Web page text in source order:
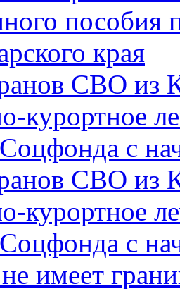
пособия
края
СВО из
курортное
с
СВО из
курортное
с
имеет